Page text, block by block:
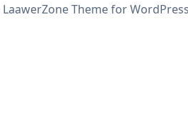
Theme for WordPress